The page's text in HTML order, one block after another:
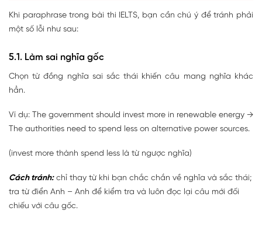
Khi paraphrase trong bài thi IELTS, bạn cần chú ý để tránh phải
một số lỗi như sau:
5.1. Làm sai nghĩa gốc
Chọn từ đồng nghĩa sai sắc thái khiến câu mang nghĩa khác
hẳn.
Ví dụ:
The government should invest more in renewable energy →
The authorities need to spend less on alternative power sources.
(invest more thành spend less là từ ngược nghĩa)
Cách tránh:chỉ thay từ khi bạn chắc chắn về nghĩa và sắc thái;
tra từ điển Anh – Anh để kiểm tra và luôn đọc lại câu mới đối
chiếu với câu gốc.